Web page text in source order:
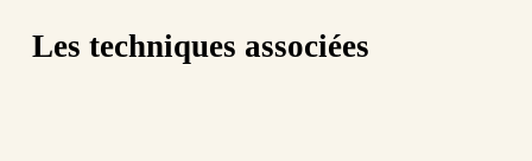
Les techniques associées